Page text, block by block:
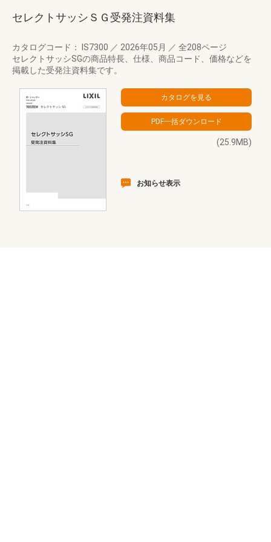
セレクトサッシＳＧ受発注資料集
カタログコード： IS7300 ／ 2026年05月 ／ 全208ページ
セレクトサッシSGの商品特長、仕様、商品コード、価格などを
掲載した受発注資料集です。
(25.9MB)
お知らせ表示